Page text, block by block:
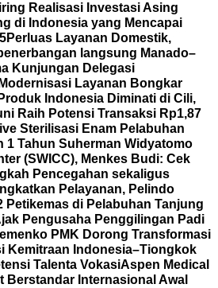
Realisasi Investasi Asing
di Indonesia yang Mencapai
Perluas Layanan Domestik,
langsung Manado–
Kunjungan Delegasi
Layanan Bongkar
Produk Indonesia Diminati di Cili,
Raih Potensi Transaksi Rp1,87
Sterilisasi Enam Pelabuhan
1 Tahun Suherman Widyatomo
(SWICC), Menkes Budi: Cek
Pencegahan sekaligus
Pelayanan, Pelindo
Petikemas di Pelabuhan Tanjung
Pengusaha Penggilingan Padi
PMK Dorong Transformasi
Kemitraan Indonesia–Tiongkok
Talenta VokasiAspen Medical
Berstandar Internasional Awal